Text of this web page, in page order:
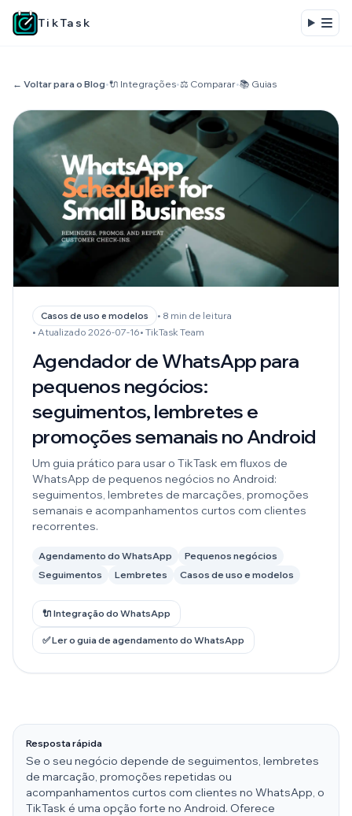
TikTask
← Voltar para o Blog•🔌 Integrações•⚖️ Comparar•📚 Guias
Casos de uso e modelos
• 8 min de leitura
• Atualizado 2026-07-16• TikTask Team
Agendador de WhatsApp para
pequenos negócios:
seguimentos, lembretes e
promoções semanais no Android
Um guia prático para usar o TikTask em fluxos de
WhatsApp de pequenos negócios no Android:
seguimentos, lembretes de marcações, promoções
semanais e acompanhamentos curtos com clientes
recorrentes.
Agendamento do WhatsApp
Pequenos negócios
Seguimentos
Lembretes Casos de uso e modelos
🔌 Integração do WhatsApp
✅ Ler o guia de agendamento do WhatsApp
Resposta rápida
Se o seu negócio depende de seguimentos, lembretes
de marcação, promoções repetidas ou
acompanhamentos curtos com clientes no WhatsApp, o
TikTask é uma opção forte no Android. Oferece